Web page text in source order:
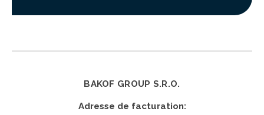
BAKOF GROUP S.R.O.
Adresse de facturation: